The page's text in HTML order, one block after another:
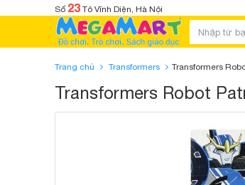
Số 23 Tô Vĩnh Diện, Hà Nội
Trang chủ Transformers Transformers
Transformers Robot